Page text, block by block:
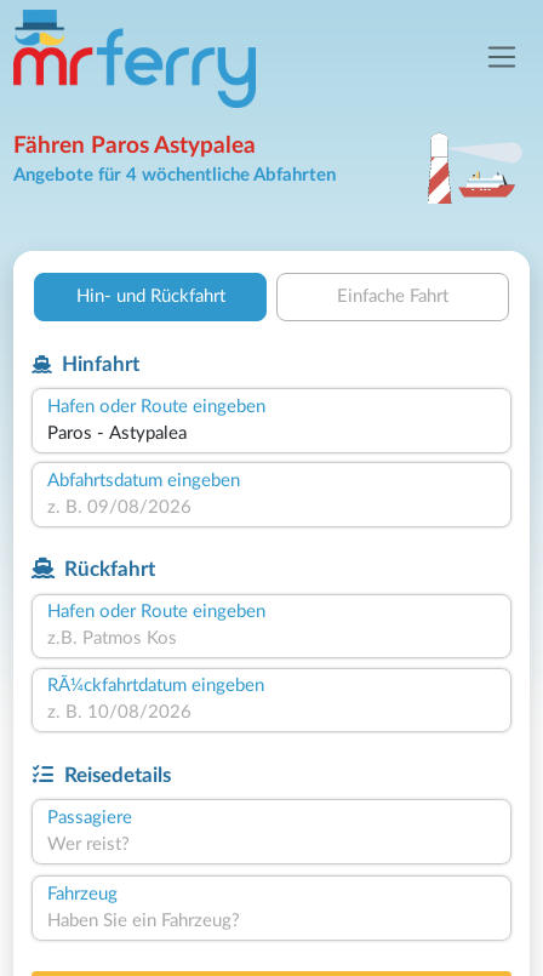
Fähren Paros Astypalea
Angebote für 4 wöchentliche Abfahrten
Hin- und Rückfahrt Einfache Fahrt
Hinfahrt
Hafen oder Route eingeben
Abfahrtsdatum eingeben
Rückfahrt
Hafen oder Route eingeben
RÃ¼ckfahrtdatum eingeben
Reisedetails
Passagiere
Wer reist?
Fahrzeug
Haben Sie ein Fahrzeug?